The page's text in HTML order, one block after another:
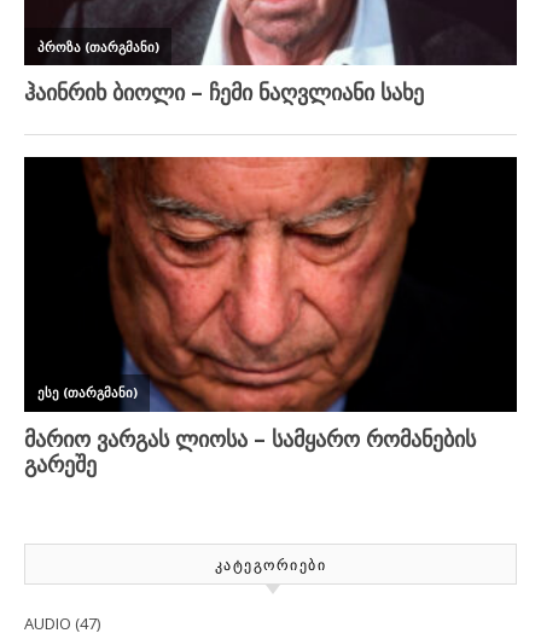
ᲙᲐᲢᲔᲒᲝᲠᲘᲔᲑᲘ
AUDIO (47)